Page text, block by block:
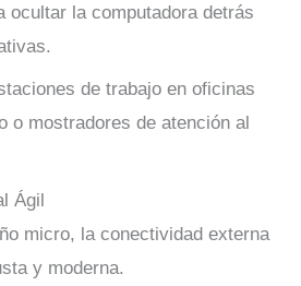
ocultar la computadora detrás
de trabajo en oficinas
o mostradores de atención al
Ágil
micro, la conectividad externa
y moderna.